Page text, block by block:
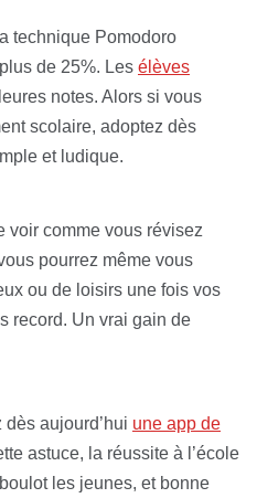
technique Pomodoro
de 25%. Les élèves
notes. Alors si vous
scolaire, adoptez dès
et ludique.
voir comme vous révisez
pourrez même vous
ou de loisirs une fois vos
record. Un vrai gain de
dès aujourd’hui une app de
astuce, la réussite à l’école
les jeunes, et bonne